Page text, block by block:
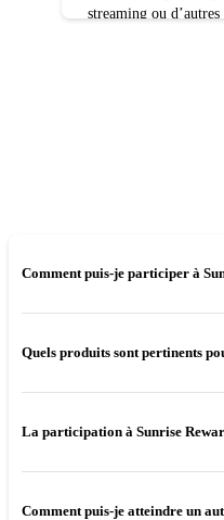
streaming ou
d’avantages spéciaux
Comment puis-je participer à
Quels produits sont pertinents
La participation à Sunrise
Comment puis-je atteindre un